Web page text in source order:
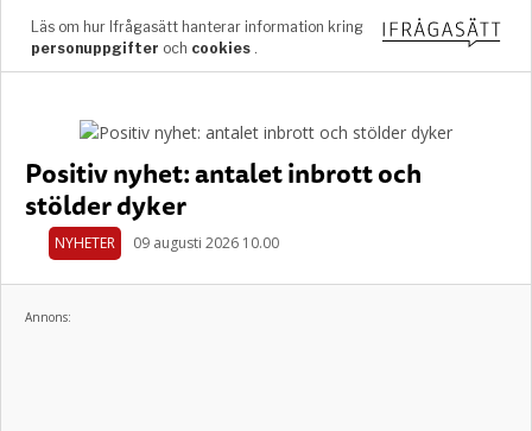
Positiv nyhet: antalet inbrott och
stölder dyker
NYHETER 09 augusti 2026 10.00
Annons: